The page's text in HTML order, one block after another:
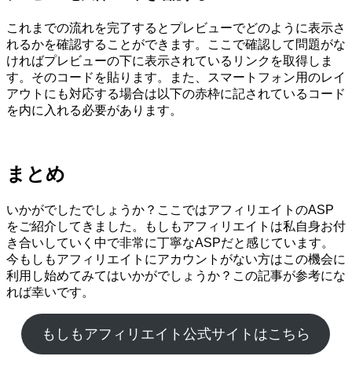
これまでの流れを完了するとプレビューでどのように表示さ
れるかを確認することができます。ここで確認して問題がな
ければプレビューの下に表示されているリンクを取得しま
す。そのコードを貼ります。また、スマートフォン用のレイ
アウトにも対応する場合は以下の赤枠に記されているコード
を内に入れる必要があります。
まとめ
いかがでしたでしょうか？ここではアフィリエイトのASP
をご紹介してきました。もしもアフィリエイトは私自身お付
き合いしていく中で非常に丁寧なASPだと感じています。
今もしもアフィリエイトにアカウントがない方はこの機会に
利用し始めてみてはいかがでしょうか？この記事が参考にな
れば幸いです。
もしもアフィリエイト公式サイトはこちら